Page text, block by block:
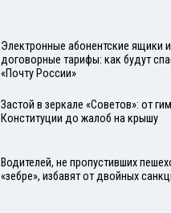
Электронные абонентские ящики и
договорные тарифы: как будут
«Почту России»
Застой в зеркале «Советов»: от
Конституции до жалоб на крышу
Водителей, не пропустивших
«зебре», избавят от двойных